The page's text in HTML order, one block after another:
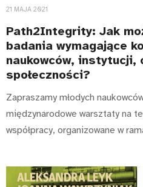
21 MAJA 2021
Path2Integrity: Jak
badania wymagające
naukowców, instytucji,
społeczności?
Zapraszamy młodych
międzynarodowe warsztaty na
współpracy, organizowane w